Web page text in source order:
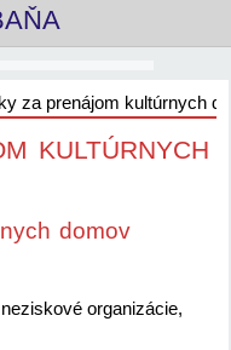
za prenájom kultúrnych
KULTÚRNYCH
domov
organizácie,